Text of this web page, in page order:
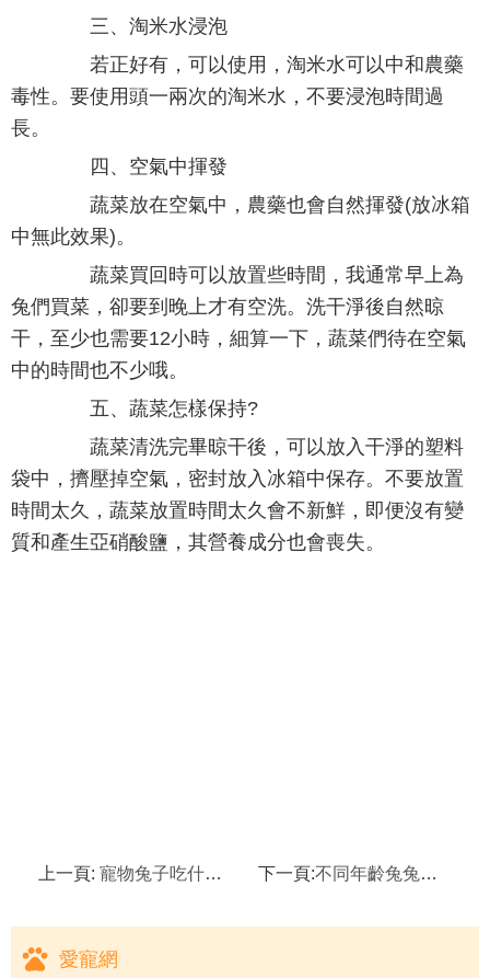
三、淘米水浸泡
若正好有，可以使用，淘米水可以中和農藥
毒性。要使用頭一兩次的淘米水，不要浸泡時間過
長。
四、空氣中揮發
蔬菜放在空氣中，農藥也會自然揮發(放冰箱
中無此效果)。
蔬菜買回時可以放置些時間，我通常早上為
兔們買菜，卻要到晚上才有空洗。洗干淨後自然晾
干，至少也需要12小時，細算一下，蔬菜們待在空氣
中的時間也不少哦。
五、蔬菜怎樣保持?
蔬菜清洗完畢晾干後，可以放入干淨的塑料
袋中，擠壓掉空氣，密封放入冰箱中保存。不要放置
時間太久，蔬菜放置時間太久會不新鮮，即便沒有變
質和產生亞硝酸鹽，其營養成分也會喪失。
上一頁: 寵物兔子吃什麼|兔子的喂養方法 下一頁:不同年齡兔兔的喂食方法
愛寵網